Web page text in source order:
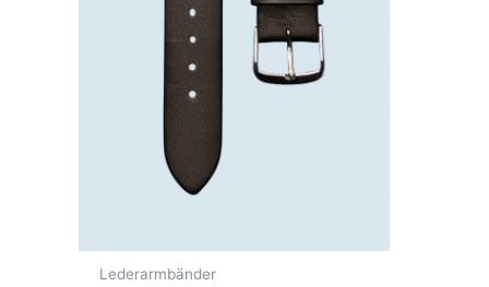
Lederarmbänder